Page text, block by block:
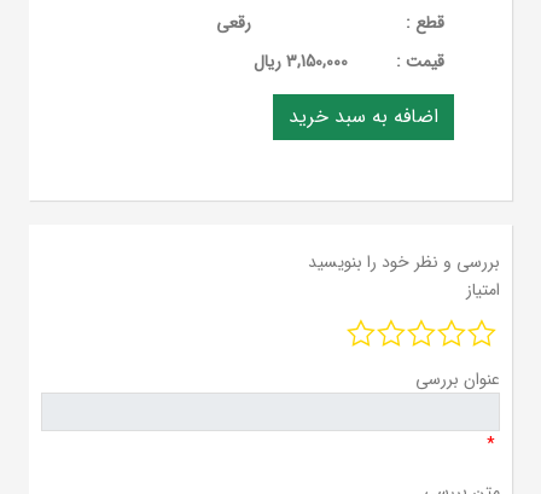
قطع :
رقعی
قيمت :
3,150,000 ریال
بررسی و نظر خود را بنویسید
امتیاز
عنوان بررسی
*